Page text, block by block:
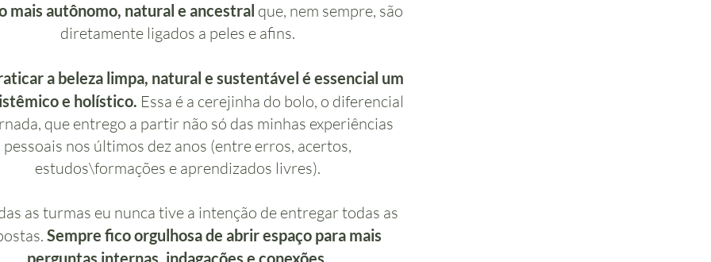
mais autônomo, natural e ancestral que, nem sempre, são
diretamente ligados a peles e afins.
a beleza limpa, natural e sustentável é essencial um
e holístico. Essa é a cerejinha do bolo, o diferencial
que entrego a partir não só das minhas experiências
pessoais nos últimos dez anos (entre erros, acertos,
estudos\formações e aprendizados livres).
as turmas eu nunca tive a intenção de entregar todas as
Sempre fico orgulhosa de abrir espaço para mais
perguntas internas, indagações e conexões.